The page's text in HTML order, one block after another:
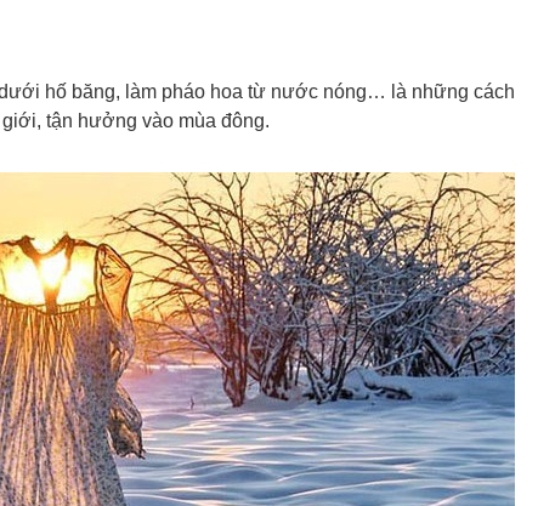
hố băng, làm pháo hoa từ nước nóng… là những cách
tận hưởng vào mùa đông.